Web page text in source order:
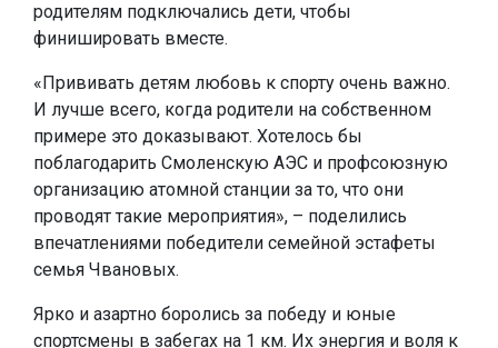
родителям подключались дети, чтобы
финишировать вместе.
«Прививать детям любовь к спорту очень важно.
И лучше всего, когда родители на собственном
примере это доказывают. Хотелось бы
поблагодарить Смоленскую АЭС и профсоюзную
организацию атомной станции за то, что они
проводят такие мероприятия», – поделились
впечатлениями победители семейной эстафеты
семья Чвановых.
Ярко и азартно боролись за победу и юные
спортсмены в забегах на 1 км. Их энергия и воля к